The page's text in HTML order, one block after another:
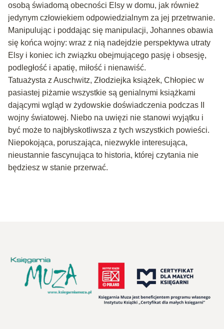
osobą świadomą obecności Elsy w domu, jak również
jedynym człowiekiem odpowiedzialnym za jej przetrwanie.
Manipulując i poddając się manipulacji, Johannes obawia
się końca wojny: wraz z nią nadejdzie perspektywa utraty
Elsy i koniec ich związku obejmującego pasję i obsesję,
podległość i apatię, miłość i nienawiść.
Tatuażysta z Auschwitz, Złodziejka książek, Chłopiec w
pasiastej piżamie wszystkie są genialnymi książkami
dającymi wgląd w żydowskie doświadczenia podczas II
wojny światowej. Niebo na uwięzi nie stanowi wyjątku i
być może to najbłyskotliwsza z tych wszystkich powieści.
Niepokojąca, poruszająca, niezwykle interesująca,
nieustannie fascynująca to historia, której czytania nie
będziesz w stanie przerwać.